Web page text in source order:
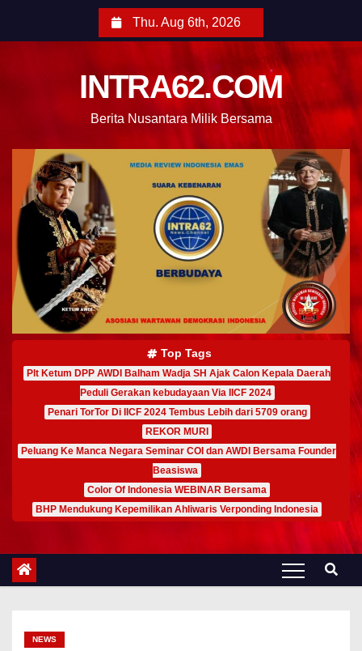
Thu. Aug 6th, 2026
INTRA62.COM
Berita Nusantara Milik Bersama
Top Tags
Plt Ketum DPP AWDI Balham Wadja SH Ajak Calon Kepala Daerah
Peduli Gerakan kebudayaan Via IICF 2024
Penari TorTor Di IICF 2024 Tembus Lebih dari 5709 orang
REKOR MURI
Peluang Ke Manca Negara Seminar COI dan AWDI Bersama Founder
Beasiswa
Color Of Indonesia WEBINAR Bersama
BHP Mendukung Kepemilikan Ahliwaris Verponding Indonesia
NEWS